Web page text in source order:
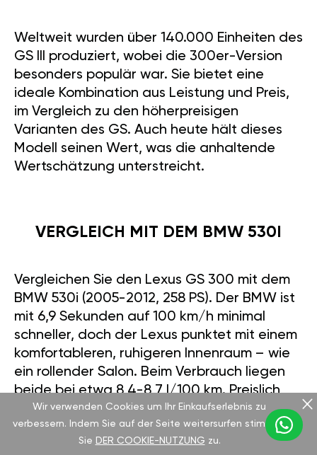
Weltweit wurden über 140.000 Einheiten des
GS III produziert, wobei die 300er-Version
besonders populär war. Sie bietet eine
ideale Kombination aus Leistung und Preis,
im Vergleich zu den höherpreisigen
Varianten des GS. Auch heute hält dieses
Modell seinen Wert, was die anhaltende
Wertschätzung unterstreicht.
VERGLEICH MIT DEM BMW 530I
Vergleichen Sie den Lexus GS 300 mit dem
BMW 530i (2005-2012, 258 PS). Der BMW ist
mit 6,9 Sekunden auf 100 km/h minimal
schneller, doch der Lexus punktet mit einem
komfortableren, ruhigeren Innenraum – wie
ein rollender Salon. Beim Verbrauch liegen
beide bei etwa 8,4-8,7 l/100 km. Preislich
bewegen sich beide Modelle zwischen
8.000 und 12.000 €, je nach Zustand. Mit
dem GÄN GT-Modul kann der GS 300
Wir verwenden Cookies um Ihr Einkaufserlebnis zu
verbessern. Indem Sie auf der Seite weitersurfen stimmen
Sie DER COOKIE-NUTZUNG zu.